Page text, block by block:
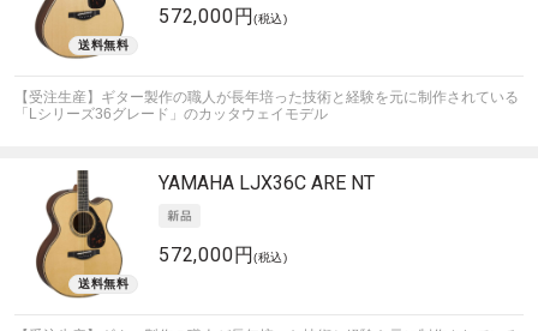
572,000円(税込)
【受注生産】ギター製作の職人が長年培った技術と経験を元に制作されている
「Lシリーズ36グレード」のカッタウェイモデル
YAMAHA LJX36C ARE NT
572,000円(税込)